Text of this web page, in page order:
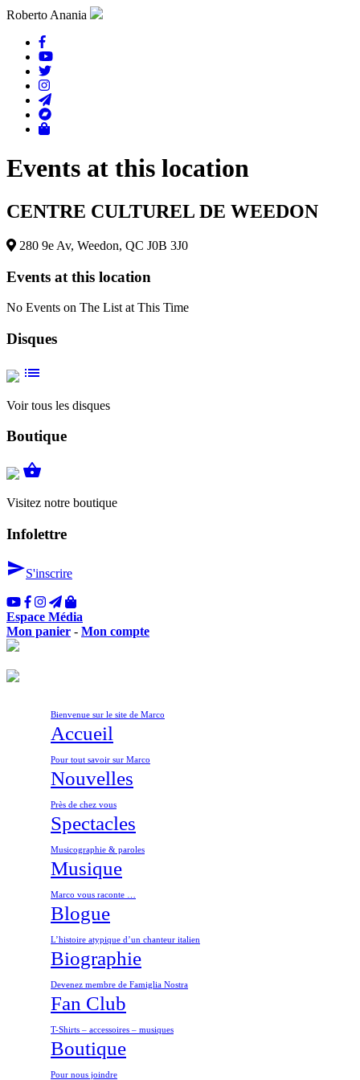
Roberto Anania
Events at this location
CENTRE CULTUREL DE WEEDON
280 9e Av, Weedon, QC J0B 3J0
Events at this location
No Events on The List at This Time
Disques
list
Voir tous les disques
Boutique
shopping_basket
Visitez notre boutique
Infolettre
sendS'inscrire
Espace Média
Mon panier - Mon compte
Bienvenue sur le site de Marco
Accueil
Pour tout savoir sur Marco
Nouvelles
Près de chez vous
Spectacles
Musicographie & paroles
Musique
Marco vous raconte …
Blogue
L’histoire atypique d’un chanteur italien
Biographie
Devenez membre de Famiglia Nostra
Fan Club
T-Shirts – accessoires – musiques
Boutique
Pour nous joindre